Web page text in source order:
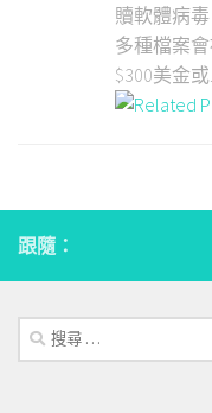
贖軟體病
多種檔案
$300美金或
跟隨：
搜
尋：